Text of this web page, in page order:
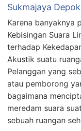
Sukmajaya Depok
Karena banyaknya
Kebisingan Suara
terhadap
Akustik suatu
Pelanggan yang
atau pemborong
bagaimana
meredam suara
sebuah ruangan